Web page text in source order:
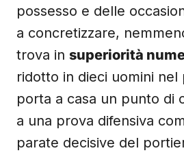
possesso e delle
a concretizzare,
trova in superiorità
ridotto in dieci uomini
porta a casa un punto di
a una prova difensiva
parate decisive del